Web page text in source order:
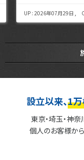
UP : 2026年07月29日 ,
設立以来、1
東京・埼玉・神
個人のお客様か